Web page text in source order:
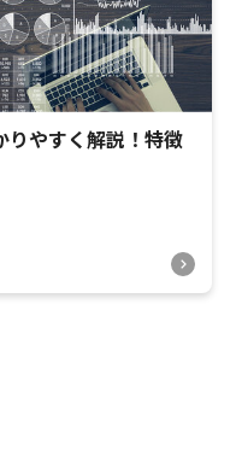
りやすく解説！特徴